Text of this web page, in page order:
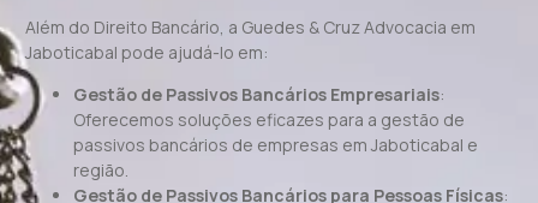
Além do Direito Bancário, a Guedes & Cruz Advocacia em
Jaboticabal pode ajudá-lo em:
Gestão de Passivos Bancários Empresariais:
Oferecemos soluções eficazes para a gestão de
passivos bancários de empresas em Jaboticabal e
região.
Gestão de Passivos Bancários para Pessoas Físicas: